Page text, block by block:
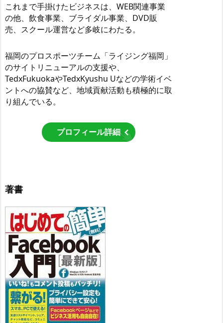
これまで手掛けたビジネスは、WEB関連事業
の他、飲食事業、ブライダル事業、DVD販
売、スクール運営など多岐にわたる。
福岡のプロスポーツチーム「ライジング福岡」
のサイトリニューアルの支援や、
TedxFukuokaやTedxKyushu Uなどの学術イベ
ントへの協賛など、地域貢献活動も積極的に取
り組んでいる。
プロフィール詳細
著書